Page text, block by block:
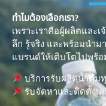
ทำไมต้องเลือกเรา?
เพราะเราคือผู้ผลิตและ
ลึก รู้จริง และพร้อมนำม
แบรนด์ให้เติบโตไปพร้
บริการรับผลิตน้ำดื่ม
รับจัดหาและติดตั้งเค